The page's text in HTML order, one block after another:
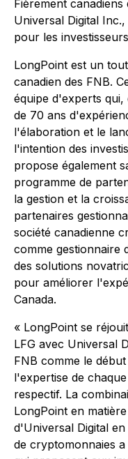
Fièrement
Universal Digital
pour les
LongPoint est un
canadien des FNB.
équipe d'experts
de 70 ans
l'élaboration et le
l'intention des
propose également
programme de
la gestion et la
partenaires
société canadienne
comme gestionnaire
des solutions
pour améliorer
Canada.
« LongPoint se
LFG avec Universal
FNB comme le
l'expertise de
respectif. La
LongPoint en
d'Universal Digital
de cryptomonnaies